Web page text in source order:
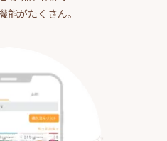
能がたくさん。